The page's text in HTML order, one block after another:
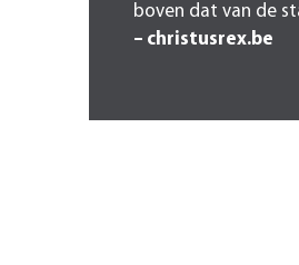
boven dat van de
– christusrex.be